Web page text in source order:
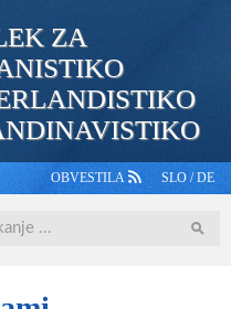
ZA
OBVESTILA SLO /DE
ŠTUDIJ